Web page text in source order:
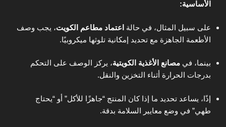
الأساسية:
على سبيل المثال، في حالة اعتماد مطاعم الكويت، يجب وصف
الأطعمة الجاهزة مع تحديد إمكانية تلوثها ميكروبيًا.
بينما، في مصانع الأغذية الكويتية، يركز الوصف على التحكم
بدرجات الحرارة أثناء التخزين والنقل.
إذًا، يساعد تحديد ما إذا كان المنتج “جاهزًا للأكل” أو “يحتاج
طهي” في وضع معايير السلامة بدقة.